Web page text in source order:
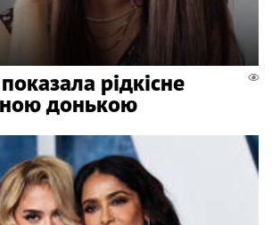
рідкісне
донькою